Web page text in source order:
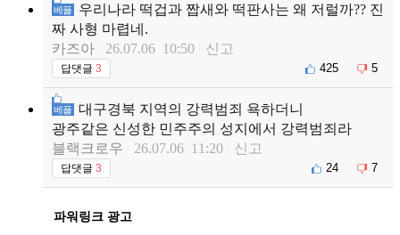
베플
우리나라 떡겁과 짭새와 떡판사는 왜 저럴까?? 진
짜 사형 마렵네.
카즈아
26.07.06 10:50 신고
답댓글 3 425 5
베플
대구경북 지역의 강력범죄 욕하더니
광주같은 신성한 민주주의 성지에서 강력범죄라
블랙크로우
26.07.06 11:20 신고
답댓글 3 24 7
파워링크 광고